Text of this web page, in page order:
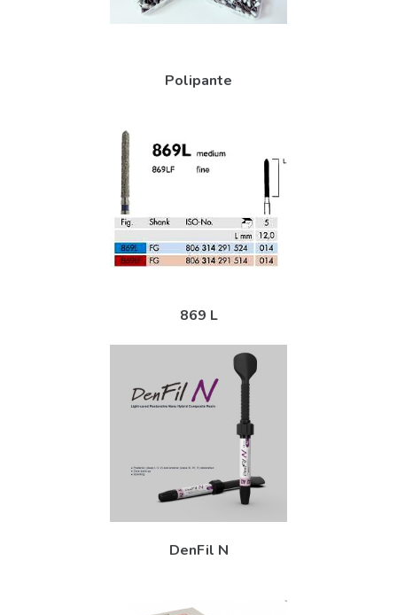
Polipante
869 L
DenFil N